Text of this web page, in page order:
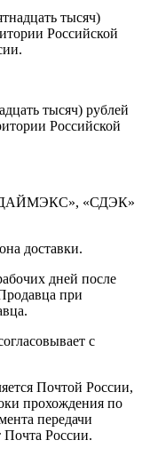
тысяч)
Российской
тысяч) рублей
Российской
«ДАЙМЭКС», «СДЭК»
доставки.
дней после
при
с
Почтой России,
прохождения по
передачи
Почта России.